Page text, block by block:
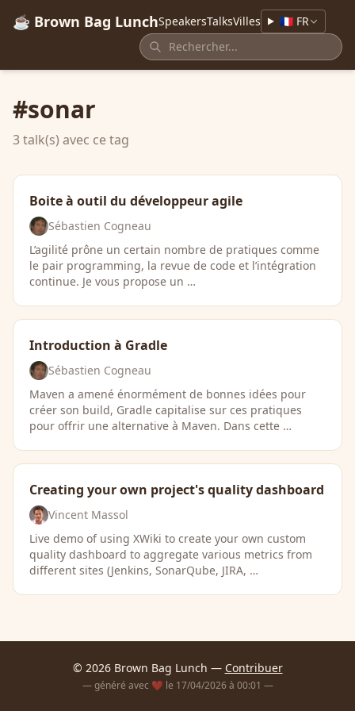
☕ Brown Bag LunchSpeakersTalksVilles 🇫🇷 FR
#sonar
3 talk(s) avec ce tag
Boite à outil du développeur agile
Sébastien Cogneau
L’agilité prône un certain nombre de pratiques comme
le pair programming, la revue de code et l’intégration
continue. Je vous propose un …
Introduction à Gradle
Sébastien Cogneau
Maven a amené énormément de bonnes idées pour
créer son build, Gradle capitalise sur ces pratiques
pour offrir une alternative à Maven. Dans cette …
Creating your own project's quality dashboard
Vincent Massol
Live demo of using XWiki to create your own custom
quality dashboard to aggregate various metrics from
different sites (Jenkins, SonarQube, JIRA, …
© 2026 Brown Bag Lunch — Contribuer
— généré avec ❤️ le 17/04/2026 à 00:01 —